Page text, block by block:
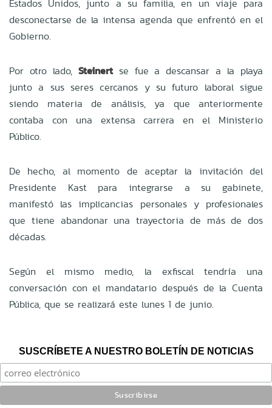
Estados Unidos, junto a su familia, en un viaje para
desconectarse de la intensa agenda que enfrentó en el
Gobierno.
Por otro lado,Steinertse fue a descansar a la playa
junto a sus seres cercanos y su futuro laboral sigue
siendo materia de análisis, ya que anteriormente
contaba con una extensa carrera en el Ministerio
Público.
De hecho, al momento de aceptar la invitación del
Presidente Kast para integrarse a su gabinete,
manifestó las implicancias personales y profesionales
que tiene abandonar una trayectoria de más de dos
décadas.
Según el mismo medio, la exfiscal tendría una
conversación con el mandatario después de la Cuenta
Pública, que se realizará este lunes 1 de junio.
SUSCRÍBETE A NUESTRO BOLETÍN DE NOTICIAS